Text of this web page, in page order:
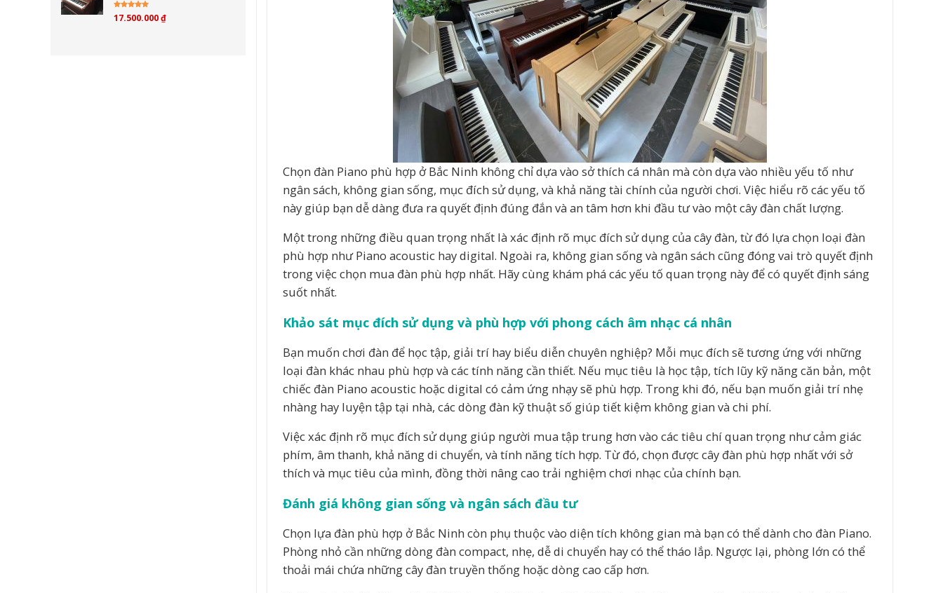
Được xếp hạng
17.500.000₫
Chọn đàn Piano phù hợp ở Bắc Ninh không chỉ dựa vào sở thích cá nhân mà còn dựa vào nhiều yếu tố như
ngân sách, không gian sống, mục đích sử dụng, và khả năng tài chính của người chơi. Việc hiểu rõ các yếu tố
này giúp bạn dễ dàng đưa ra quyết định đúng đắn và an tâm hơn khi đầu tư vào một cây đàn chất lượng.
Một trong những điều quan trọng nhất là xác định rõ mục đích sử dụng của cây đàn, từ đó lựa chọn loại đàn
phù hợp như Piano acoustic hay digital. Ngoài ra, không gian sống và ngân sách cũng đóng vai trò quyết định
trong việc chọn mua đàn phù hợp nhất. Hãy cùng khám phá các yếu tố quan trọng này để có quyết định sáng
suốt nhất.
Khảo sát mục đích sử dụng và phù hợp với phong cách âm nhạc cá nhân
Bạn muốn chơi đàn để học tập, giải trí hay biểu diễn chuyên nghiệp? Mỗi mục đích sẽ tương ứng với những
loại đàn khác nhau phù hợp và các tính năng cần thiết. Nếu mục tiêu là học tập, tích lũy kỹ năng căn bản, một
chiếc đàn Piano acoustic hoặc digital có cảm ứng nhạy sẽ phù hợp. Trong khi đó, nếu bạn muốn giải trí nhẹ
nhàng hay luyện tập tại nhà, các dòng đàn kỹ thuật số giúp tiết kiệm không gian và chi phí.
Việc xác định rõ mục đích sử dụng giúp người mua tập trung hơn vào các tiêu chí quan trọng như cảm giác
phím, âm thanh, khả năng di chuyển, và tính năng tích hợp. Từ đó, chọn được cây đàn phù hợp nhất với sở
thích và mục tiêu của mình, đồng thời nâng cao trải nghiệm chơi nhạc của chính bạn.
Đánh giá không gian sống và ngân sách đầu tư
Chọn lựa đàn phù hợp ở Bắc Ninh còn phụ thuộc vào diện tích không gian mà bạn có thể dành cho đàn Piano.
Phòng nhỏ cần những dòng đàn compact, nhẹ, dễ di chuyển hay có thể tháo lắp. Ngược lại, phòng lớn có thể
thoải mái chứa những cây đàn truyền thống hoặc dòng cao cấp hơn.